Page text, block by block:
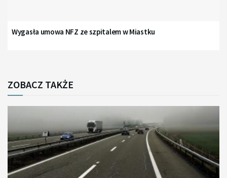
Wygasła umowa NFZ ze szpitalem w Miastku
ZOBACZ TAKŻE